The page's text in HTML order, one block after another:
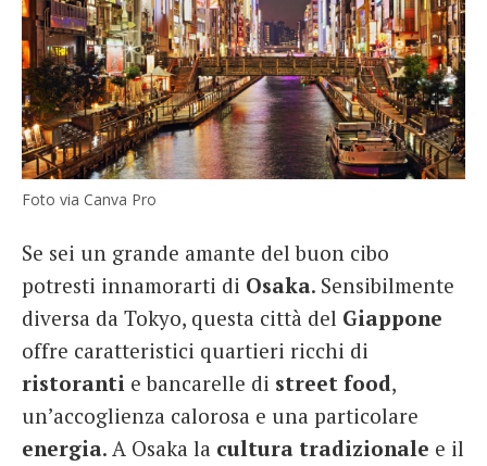
Foto via Canva Pro
Se sei un grande amante del buon cibo
potresti innamorarti di Osaka. Sensibilmente
diversa da Tokyo, questa città del Giappone
offre caratteristici quartieri ricchi di
ristoranti e bancarelle di street food,
un’accoglienza calorosa e una particolare
energia. A Osaka la cultura tradizionale e il